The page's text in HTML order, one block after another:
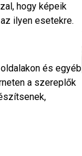
hogy képeik
ilyen esetekre.
és egyéb
a szereplők